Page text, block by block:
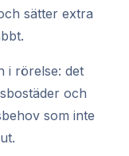
sätter extra
i rörelse: det
och
som inte